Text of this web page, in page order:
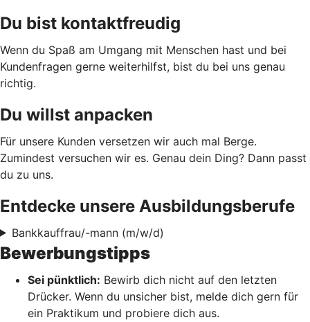
Du bist kontaktfreudig
Wenn du Spaß am Umgang mit Menschen hast und bei
Kundenfragen gerne weiterhilfst, bist du bei uns genau
richtig.
Du willst anpacken
Für unsere Kunden versetzen wir auch mal Berge.
Zumindest versuchen wir es. Genau dein Ding? Dann passt
du zu uns.
Entdecke unsere Ausbildungsberufe
Bankkauffrau/-mann (m/w/d)
Bewerbungstipps
Sei pünktlich: Bewirb dich nicht auf den letzten
Drücker. Wenn du unsicher bist, melde dich gern für
ein Praktikum und probiere dich aus.